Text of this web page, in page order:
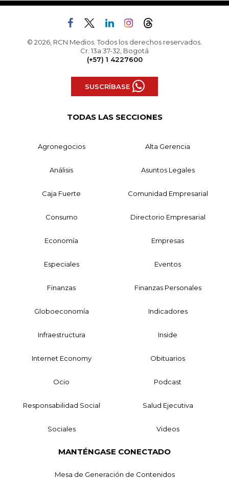
© 2026, RCN Medios. Todos los derechos reservados.
Cr. 13a 37-32, Bogotá
(+57) 1 4227600
SUSCRÍBASE
TODAS LAS SECCIONES
Agronegocios Alta Gerencia
Análisis Asuntos Legales
Caja Fuerte Comunidad Empresarial
Consumo Directorio Empresarial
Economía Empresas
Especiales Eventos
Finanzas Finanzas Personales
Globoeconomía Indicadores
Infraestructura Inside
Internet Economy Obituarios
Ocio Podcast
Responsabilidad Social Salud Ejecutiva
Sociales Videos
MANTÉNGASE CONECTADO
Mesa de Generación de Contenidos